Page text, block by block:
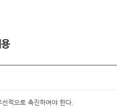
적으로 촉진하여야 한다.